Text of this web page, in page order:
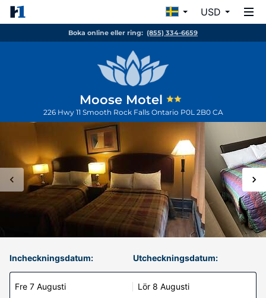
USD
Boka online eller ring: (855) 334-6659
Moose Motel
226 Hwy 11 Smooth Rock Falls Ontario P0L 2B0 CA
Incheckningsdatum:
Fre 7 Augusti
Utcheckningsdatum:
Lör 8 Augusti